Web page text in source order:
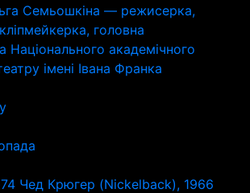
Семьошкіна — режисерка,
головна
Національного академічного
імені Івана Франка
Чед Крюгер (Nickelback), 1966